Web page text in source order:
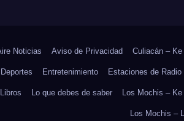
Noticias Aviso de Privacidad Culiacán –
Deportes Entretenimiento Estaciones de
Libros Lo que debes de saber Los Mochis –
Los Mochis –